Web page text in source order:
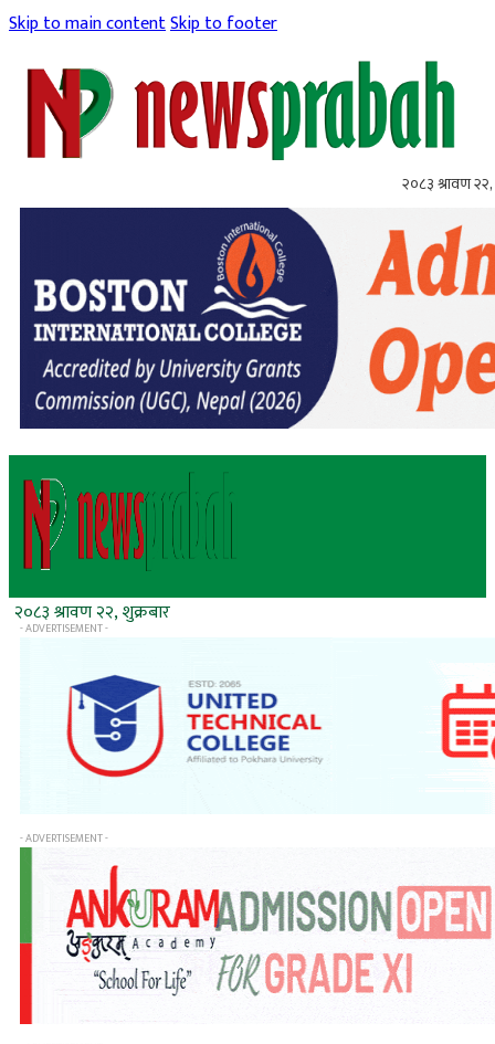
Skip to main contentSkip to footer
२०८३ श्रावण २२,
२०८३ श्रावण २२, शुक्रबार
- ADVERTISEMENT -
- ADVERTISEMENT -